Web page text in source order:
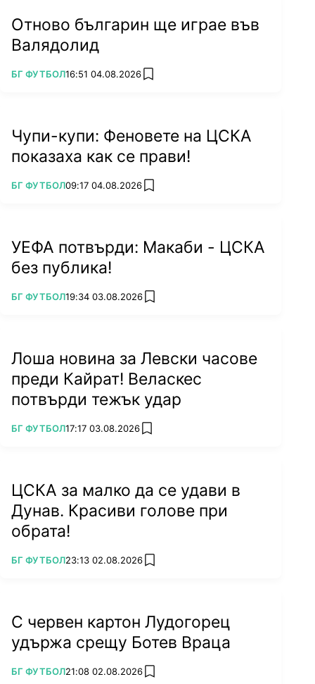
Отново българин ще играе във
Валядолид
ПОВЕЧЕ ОТ
БГ ФУТБОЛ16:51 04.08.2026 add favorites
Чупи-купи: Феновете на ЦСКА
показаха как се прави!
ПОВЕЧЕ ОТ
БГ ФУТБОЛ09:17 04.08.2026 add favorites
УЕФА потвърди: Макаби - ЦСКА
без публика!
ПОВЕЧЕ ОТ
БГ ФУТБОЛ19:34 03.08.2026 add favorites
Лоша новина за Левски часове
преди Кайрат! Веласкес
потвърди тежък удар
ПОВЕЧЕ ОТ
БГ ФУТБОЛ17:17 03.08.2026 add favorites
ЦСКА за малко да се удави в
Дунав. Красиви голове при
обрата!
ПОВЕЧЕ ОТ
БГ ФУТБОЛ23:13 02.08.2026 add favorites
С червен картон Лудогорец
удържа срещу Ботев Враца
ПОВЕЧЕ ОТ
БГ ФУТБОЛ21:08 02.08.2026 add favorites